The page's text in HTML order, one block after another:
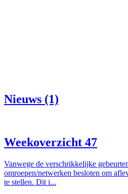
Nieuws (1)
Weekoverzicht 47
Vanwege de verschrikkelijke
omroepen/netwerken besloten om
te stellen. Dit i...